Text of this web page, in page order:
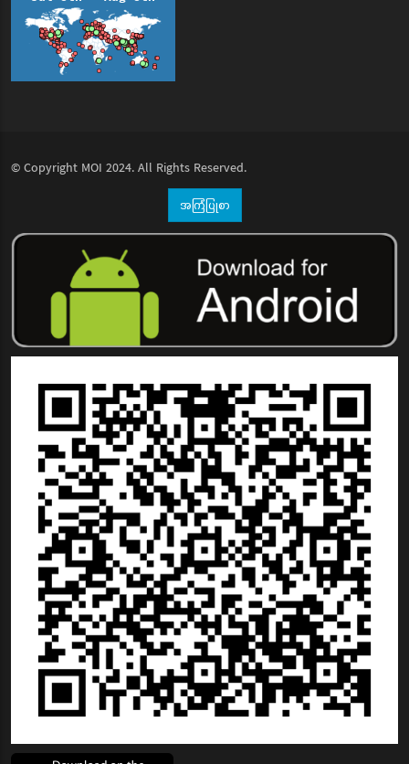
© Copyright MOI 2024. All Rights Reserved.
အကြံပြုစာ